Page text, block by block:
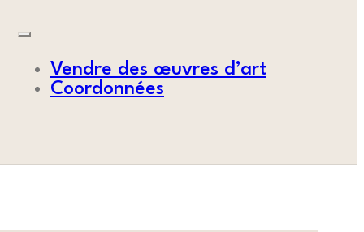
Vendre des œuvres d’art
Coordonnées